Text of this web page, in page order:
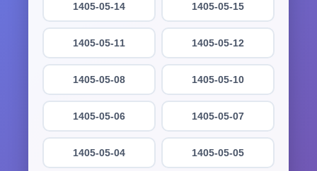
1405-05-15
1405-05-14
1405-05-12
1405-05-11
1405-05-10
1405-05-08
1405-05-07
1405-05-06
1405-05-05
1405-05-04